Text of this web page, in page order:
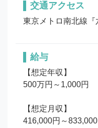
交通アクセス
東京メトロ南北線
給与
【想定年収】
500万円～1,000円
【想定月収】
416,000円～833,000